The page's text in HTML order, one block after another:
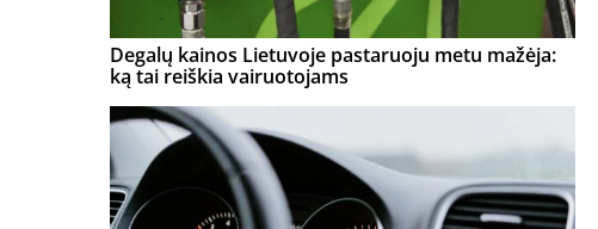
Degalų kainos Lietuvoje pastaruoju metu mažėja:
ką tai reiškia vairuotojams